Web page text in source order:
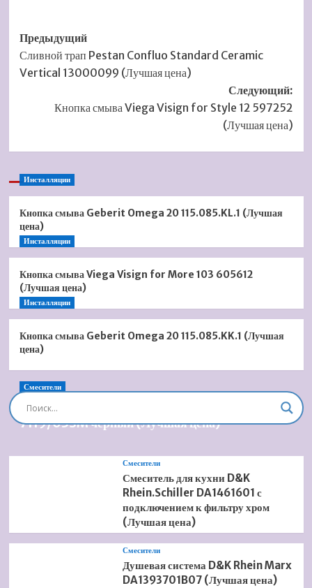
Навигация
записи
Предыдущий
Сливной трап Pestan Confluo Standard Ceramic
Vertical 13000099 (Лучшая цена)
Следующий:
Кнопка смыва Viega Visign for Style 12 597252
(Лучшая цена)
Инсталляции
Кнопка смыва Geberit Omega 20 115.085.KL.1 (Лучшая
цена)
Инсталляции
Кнопка смыва Viega Visign for More 103 605612
(Лучшая цена)
Инсталляции
Кнопка смыва Geberit Omega 20 115.085.KK.1 (Лучшая
цена)
Смесители
Душевая система встроенная Timo Briana SX-
7119/03SM черный (Лучшая цена)
Смесители
Смеситель для кухни D&K
Rhein.Schiller DA1461601 с
подключением к фильтру хром
(Лучшая цена)
Смесители
Душевая система D&K Rhein Marx
DA1393701B07 (Лучшая цена)